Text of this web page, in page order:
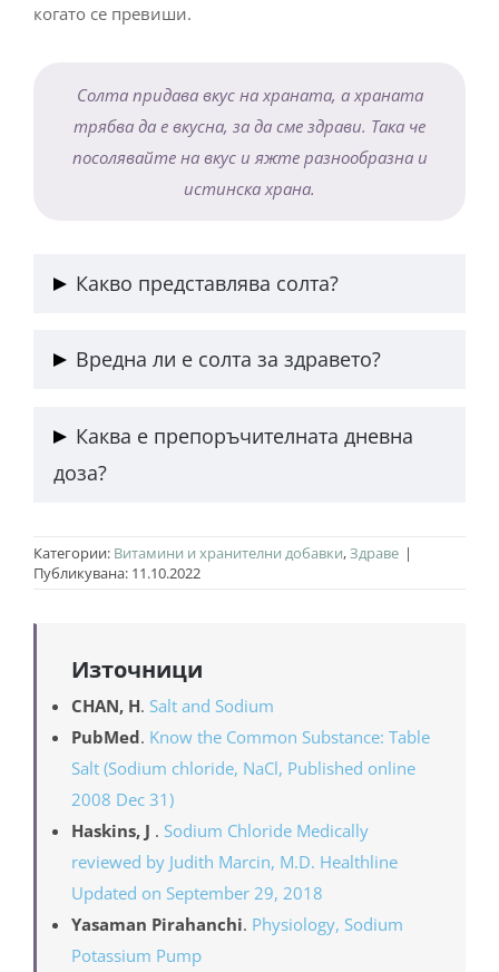
когато се превиши.
Солта придава вкус на храната, а храната
трябва да е вкусна, за да сме здрави. Така че
посолявайте на вкус и яжте разнообразна и
истинска храна.
Какво представлява солта?
ежедневието си, представлява минерал съставен
Вредна ли е солта за здравето?
важни функции в нашето тяло, но при
прекомерна или недостатъчна консумация са
Каква е препоръчителната дневна
доза?
но според индивидуалните характеристики на
Категории: Витамини и хранителни добавки,Здраве |
Публикувана: 11.10.2022
Източници
CHAN, H. Salt and Sodium
PubMed. Know the Common Substance: Table
Salt (Sodium chloride, NaCl, Published online
2008 Dec 31)
Haskins, J . Sodium Chloride Medically
reviewed by Judith Marcin, M.D. Healthline
Updated on September 29, 2018
Yasaman Pirahanchi. Physiology, Sodium
Potassium Pump